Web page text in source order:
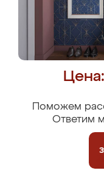
Поможем
Ответим